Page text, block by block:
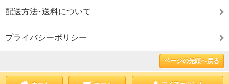
配送方法･送料について
プライバシーポリシー
ページの先頭へ戻る